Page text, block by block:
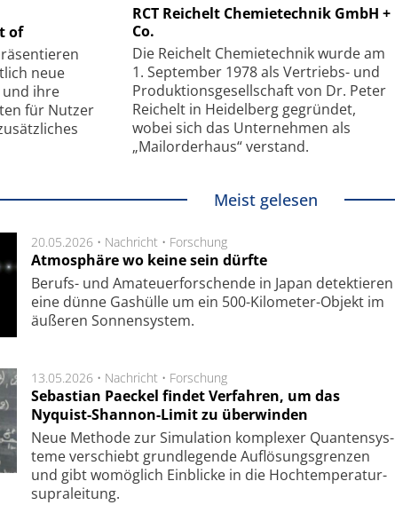
of
neue
ihre
für Nutzer
RCT Reichelt Chemietechnik GmbH +
Co.
Die Reichelt Chemietechnik wurde am
1. September 1978 als Vertriebs- und
Produktionsgesellschaft von Dr. Peter
Reichelt in Heidelberg gegründet,
wobei sich das Unternehmen als
„Mailorderhaus“ verstand.
mit Super-
SmarAct GmbH
kleinstem Raum
Meist gelesen
20.05.2026 • Nachricht • Forschung
Atmosphäre wo keine sein dürfte
Berufs- und Ama­teuer­for­schen­de in Japan de­tek­tie­ren
eine dün­ne Gas­hül­le um ein 500-Kilo­meter-Objekt im
äu­ße­ren Son­nen­sys­tem.
13.05.2026 • Nachricht • Forschung
Sebastian Paeckel findet Verfahren, um das
Nyquist-Shannon-Limit zu überwinden
Neue Methode zur Simu­la­tion kom­ple­xer Quan­ten­sys­
te­me ver­schiebt grund­le­gen­de Auf­lösungs­gren­zen
und gibt wo­mög­lich Ein­blicke in die Hoch­tempe­ra­tur­
supra­lei­tung.